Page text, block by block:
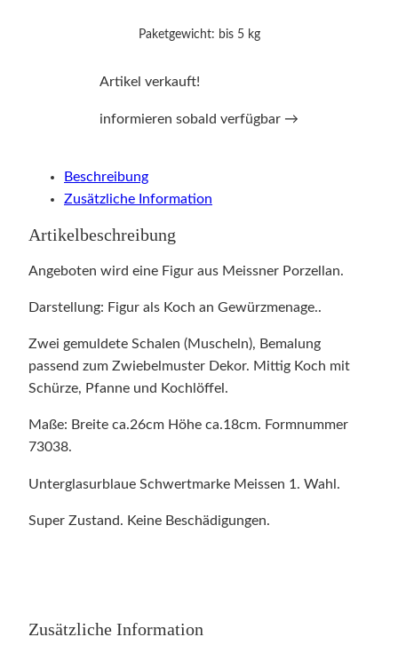
Paketgewicht: bis 5 kg
Artikel verkauft!
informieren sobald verfügbar →
Beschreibung
Zusätzliche Information
Artikelbeschreibung
Angeboten wird eine Figur aus Meissner Porzellan.
Darstellung: Figur als Koch an Gewürzmenage..
Zwei gemuldete Schalen (Muscheln), Bemalung
passend zum Zwiebelmuster Dekor. Mittig Koch mit
Schürze, Pfanne und Kochlöffel.
Maße: Breite ca.26cm Höhe ca.18cm. Formnummer
73038.
Unterglasurblaue Schwertmarke Meissen 1. Wahl.
Super Zustand. Keine Beschädigungen.
Zusätzliche Information